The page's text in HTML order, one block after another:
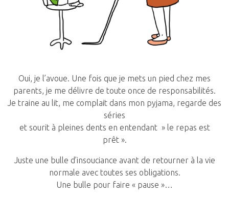
Oui, je l’avoue. Une fois que je mets un pied chez mes
parents, je me délivre de toute once de responsabilités.
Je traine au lit, me complait dans mon pyjama, regarde des
séries
et sourit à pleines dents en entendant » le repas est
prêt ».
Juste une bulle d’insouciance avant de retourner à la vie
normale avec toutes ses obligations.
Une bulle pour faire « pause »…